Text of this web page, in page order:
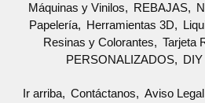
Máquinas y Vinilos
REBAJAS
Papelería
Herramientas 3D
Resinas y Colorantes
Tarjeta
PERSONALIZADOS
Ir arriba Contáctanos Aviso Legal